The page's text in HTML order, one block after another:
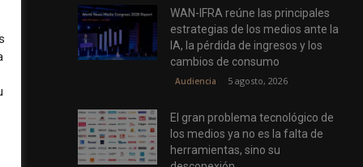
WAN-IFRA reúne las principales
estrategias de los medios ante la
IA, la pérdida de ingresos y los
cambios de consumo
Audiencia 5 agosto, 2026
El gran problema tecnológico de
los medios ya no es la falta de
herramientas, sino su